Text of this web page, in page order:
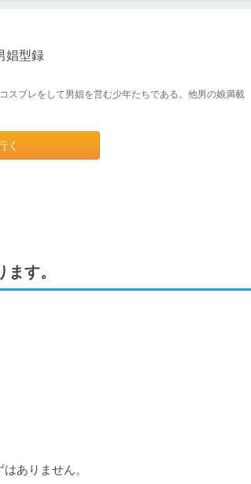
娼型録
スプレをして男娼を営む少年たちである。他男の娘満載
く
す。
ありません。